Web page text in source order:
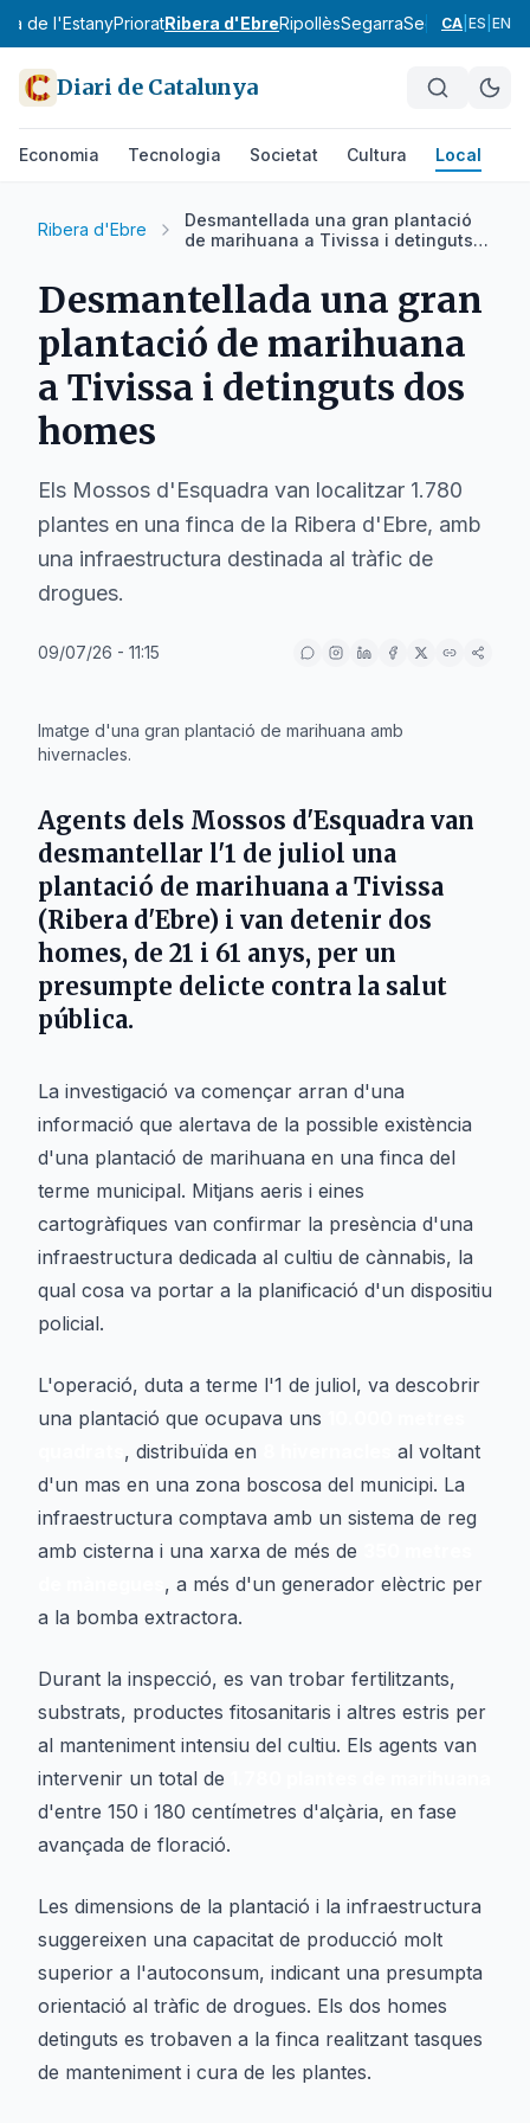
Pla de l'EstanyPrioratRibera d'EbreRipollèsSegarraSegriàSelva
CA ES EN
Diari de Catalunya
Economia Tecnologia Societat Cultura Local
Ribera d'Ebre
Desmantellada una gran plantació
de marihuana a Tivissa i detinguts
Desmantellada una gran
plantació de marihuana
a Tivissa i detinguts dos
homes
Els Mossos d'Esquadra van localitzar 1.780
plantes en una finca de la Ribera d'Ebre, amb
una infraestructura destinada al tràfic de
drogues.
09/07/26 - 11:15
Imatge d'una gran plantació de marihuana amb
hivernacles.
Agents dels Mossos d'Esquadra van
desmantellar l'1 de juliol una
plantació de marihuana a Tivissa
(Ribera d'Ebre) i van detenir dos
homes, de 21 i 61 anys, per un
presumpte delicte contra la salut
pública.
La investigació va començar arran d'una
informació que alertava de la possible existència
d'una plantació de marihuana en una finca del
terme municipal. Mitjans aeris i eines
cartogràfiques van confirmar la presència d'una
infraestructura dedicada al cultiu de cànnabis, la
qual cosa va portar a la planificació d'un dispositiu
policial.
L'operació, duta a terme l'1 de juliol, va descobrir
una plantació que ocupava uns
, distribuïda en
al voltant
d'un mas en una zona boscosa del municipi. La
infraestructura comptava amb un sistema de reg
amb cisterna i una xarxa de més de
, a més d'un generador elèctric per
a la bomba extractora.
Durant la inspecció, es van trobar fertilitzants,
substrats, productes fitosanitaris i altres estris per
al manteniment intensiu del cultiu. Els agents van
intervenir un total de
d'entre 150 i 180 centímetres d'alçària, en fase
avançada de floració.
Les dimensions de la plantació i la infraestructura
suggereixen una capacitat de producció molt
superior a l'autoconsum, indicant una presumpta
orientació al tràfic de drogues. Els dos homes
detinguts es trobaven a la finca realitzant tasques
de manteniment i cura de les plantes.